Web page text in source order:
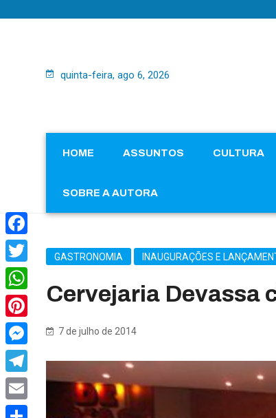
quinta-feira, ago 6, 2026
HOME ASSUNTOS CULTURA
SOBRE A AUTORA
GASTRONOMIA INAUGURAÇÕES E
Cervejaria Devassa
7 de julho de 2014
Facebook
Twitter
WhatsApp
Pinterest
Messenger
Telegram
Email